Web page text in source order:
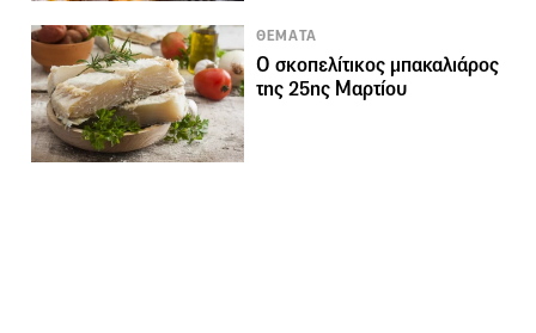
ΘΕΜΑΤΑ
Ο σκοπελίτικος μπακαλιάρος
της 25ης Μαρτίου